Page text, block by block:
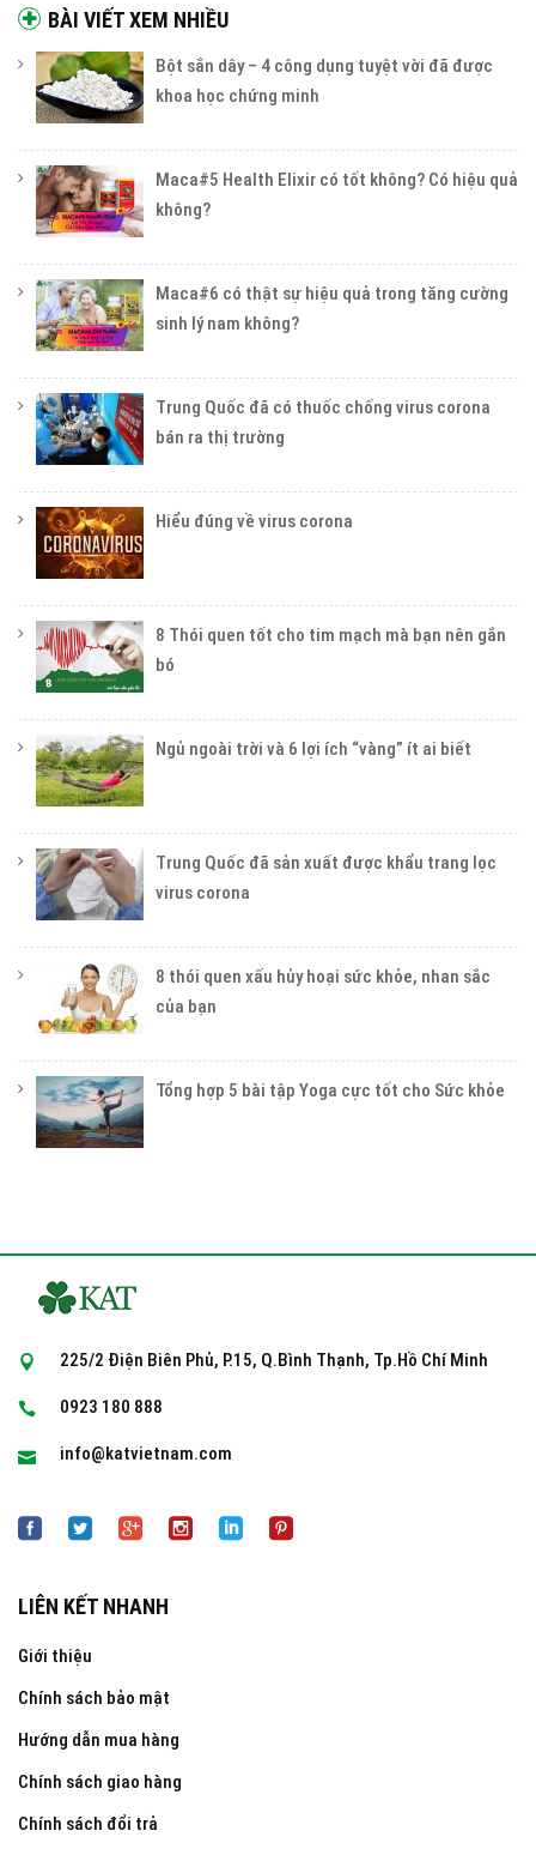
BÀI VIẾT XEM NHIỀU
Bột sắn dây – 4 công dụng tuyệt vời đã được
khoa học chứng minh
Maca#5 Health Elixir có tốt không? Có hiệu quả
không?
Maca#6 có thật sự hiệu quả trong tăng cường
sinh lý nam không?
Trung Quốc đã có thuốc chống virus corona
bán ra thị trường
Hiểu đúng về virus corona
8 Thói quen tốt cho tim mạch mà bạn nên gắn
bó
Ngủ ngoài trời và 6 lợi ích “vàng” ít ai biết
Trung Quốc đã sản xuất được khẩu trang lọc
virus corona
8 thói quen xấu hủy hoại sức khỏe, nhan sắc
của bạn
Tổng hợp 5 bài tập Yoga cực tốt cho Sức khỏe
225/2 Điện Biên Phủ, P.15, Q.Bình Thạnh, Tp.Hồ Chí Minh
0923 180 888
info@katvietnam.com
LIÊN KẾT NHANH
Giới thiệu
Chính sách bảo mật
Hướng dẫn mua hàng
Chính sách giao hàng
Chính sách đổi trả